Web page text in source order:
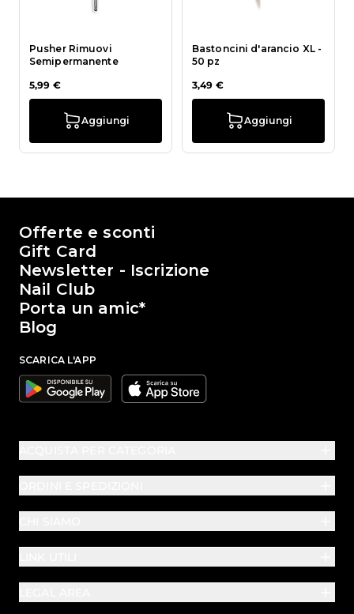
Pusher Rimuovi
Semipermanente
5,99 €
Aggiungi
Bastoncini d'arancio XL -
50 pz
3,49 €
Aggiungi
Il mondo di Passione Beauty
Offerte e sconti
Gift Card
Newsletter - Iscrizione
Nail Club
Porta un amic*
Blog
SCARICA L'APP
Google Apple